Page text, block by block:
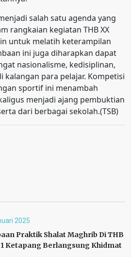
salah satu agenda yang
rangkaian kegiatan THB XX
untuk melatih keterampilan
ini juga diharapkan dapat
nasionalisme, kedisiplinan,
kalangan para pelajar. Kompetisi
sportif ini menambah
menjadi ajang pembuktian
dari berbagai sekolah.(TSB)
2025
Praktik Shalat Maghrib Di THB
1 Ketapang Berlangsung Khidmat